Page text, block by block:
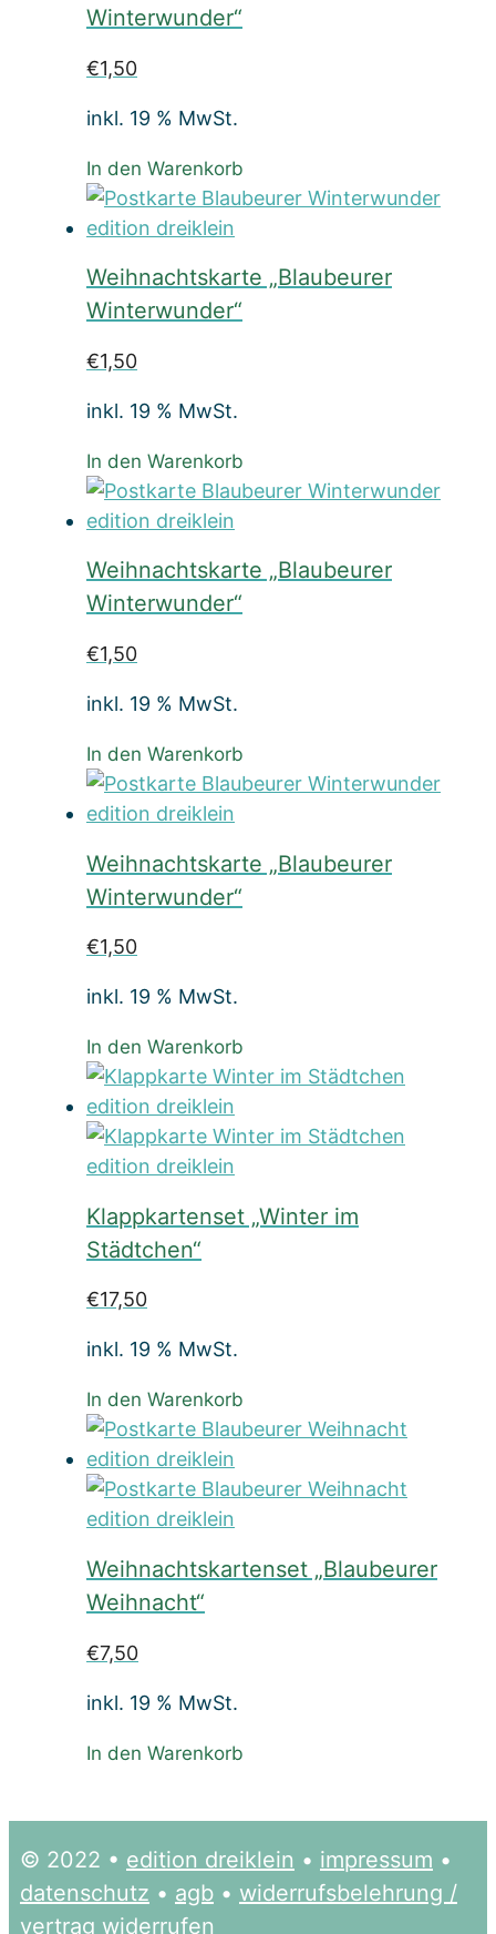
Winterwunder“
€1,50
inkl. 19 % MwSt.
In den Warenkorb
Weihnachtskarte „Blaubeurer
Winterwunder“
€1,50
inkl. 19 % MwSt.
In den Warenkorb
Weihnachtskarte „Blaubeurer
Winterwunder“
€1,50
inkl. 19 % MwSt.
In den Warenkorb
Weihnachtskarte „Blaubeurer
Winterwunder“
€1,50
inkl. 19 % MwSt.
In den Warenkorb
Klappkartenset „Winter im
Städtchen“
€17,50
inkl. 19 % MwSt.
In den Warenkorb
Weihnachtskartenset „Blaubeurer
Weihnacht“
€7,50
inkl. 19 % MwSt.
In den Warenkorb
© 2022 • edition dreiklein • impressum •
datenschutz • agb • widerrufsbelehrung /
vertrag widerrufen